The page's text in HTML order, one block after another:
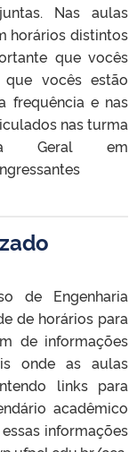
Nas aulas
horários distintos
que vocês
vocês estão
frequência e nas
nas turma
Geral em
de Engenharia
de horários para
de informações
onde as aulas
links para
acadêmico
informações